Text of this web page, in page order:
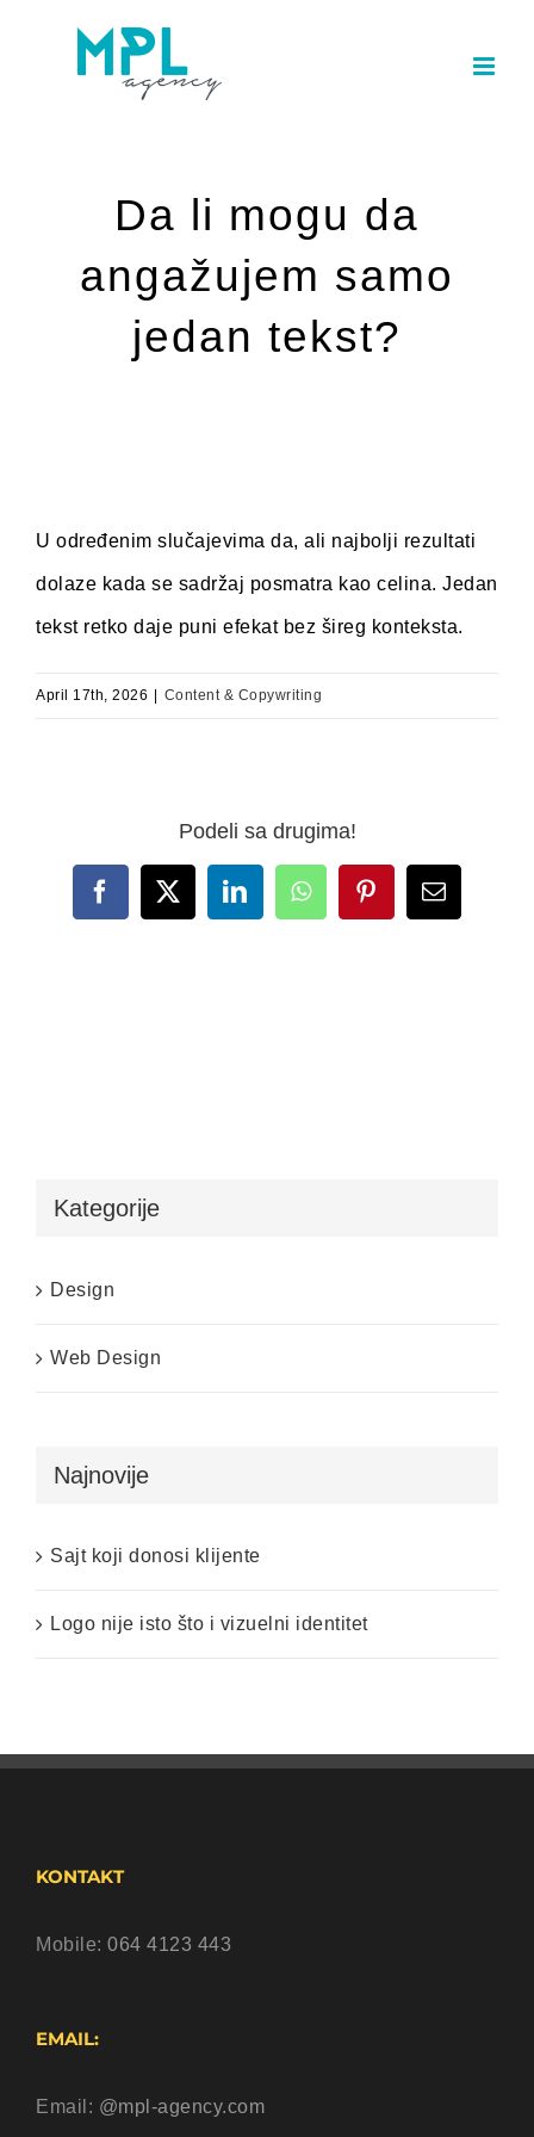
Da li mogu da
angažujem samo
jedan tekst?
U određenim slučajevima da, ali najbolji rezultati
dolaze kada se sadržaj posmatra kao celina. Jedan
tekst retko daje puni efekat bez šireg konteksta.
April 17th, 2026 Content & Copywriting
Podeli sa drugima!
Facebook
X LinkedInWhatsAppPinterestEmail
Kategorije
Design
Web Design
Najnovije
Sajt koji donosi klijente
Logo nije isto što i vizuelni identitet
KONTAKT
Mobile: 064 4123 443
EMAIL:
Email: @mpl-agency.com